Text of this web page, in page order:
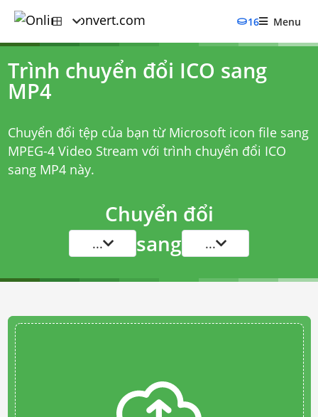
16 Menu
Trình chuyển đổi ICO sang
MP4
Chuyển đổi tệp của bạn từ Microsoft icon file sang
MPEG-4 Video Stream với trình chuyển đổi ICO
sang MP4này.
Chuyển đổi
... sang ...